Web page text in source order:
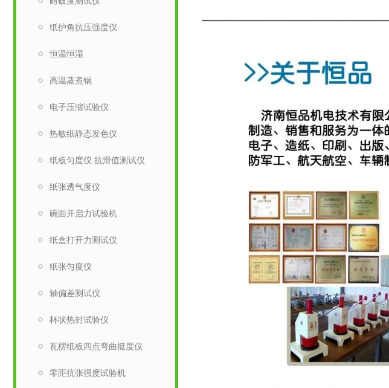
纸护角抗压强度仪
恒温恒湿
高温蒸煮锅
电子压缩试验仪
热敏纸静态发色仪
纸板匀度仪 抗滑值测试仪
纸张透气度仪
碗面开启力试验机
纸盒打开力测试仪
纸张匀度仪
轴偏差测试仪
杯状热封试验仪
瓦楞纸板四点弯曲挺度仪
零距抗张强度试验机